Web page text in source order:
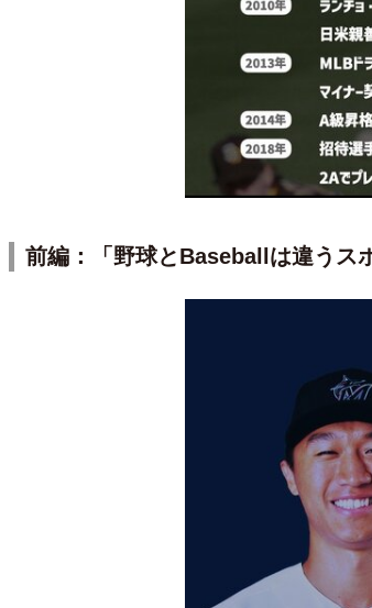
前編： 「野球とBaseballは違うス